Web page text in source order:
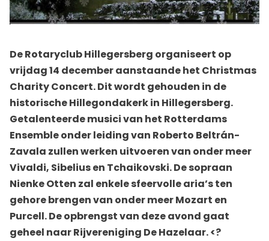
De Rotaryclub Hillegersberg organiseert op
vrijdag 14 december aanstaande het Christmas
Charity Concert. Dit wordt gehouden in de
historische Hillegondakerk in Hillegersberg.
Getalenteerde musici van het Rotterdams
Ensemble onder leiding van Roberto Beltrán-
Zavala zullen werken uitvoeren van onder meer
Vivaldi, Sibelius en Tchaikovski. De sopraan
Nienke Otten zal enkele sfeervolle aria’s ten
gehore brengen van onder meer Mozart en
Purcell.De opbrengst van deze avond gaat
geheel naar Rijvereniging De Hazelaar.<?